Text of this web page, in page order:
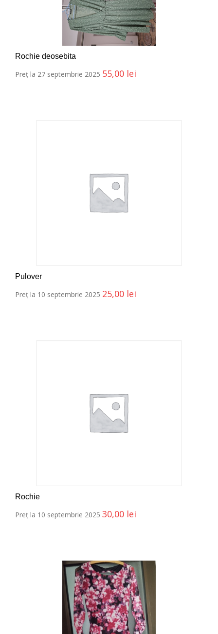
Rochie deosebita
Preț la 27 septembrie 2025 55,00 lei
Pulover
Preț la 10 septembrie 2025 25,00 lei
Rochie
Preț la 10 septembrie 2025 30,00 lei